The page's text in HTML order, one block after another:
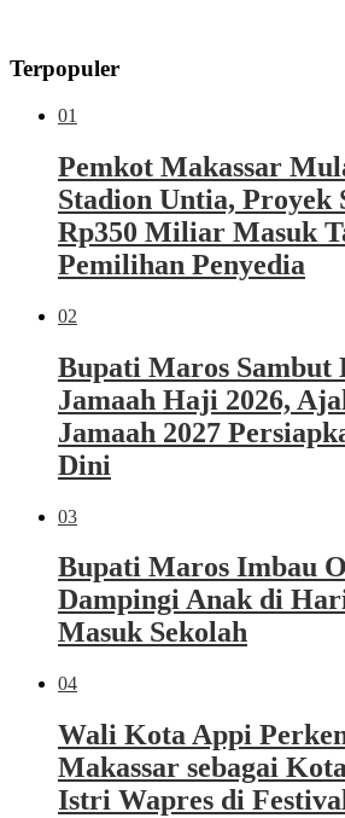
Terpopuler
01
Pemkot Makassar
Stadion Untia, Proyek
Rp350 Miliar Masuk
Pemilihan Penyedia
02
Bupati Maros Sambut
Jamaah Haji 2026,
Jamaah 2027
Dini
03
Bupati Maros Imbau
Dampingi Anak di
Masuk Sekolah
04
Wali Kota Appi
Makassar sebagai
Istri Wapres di